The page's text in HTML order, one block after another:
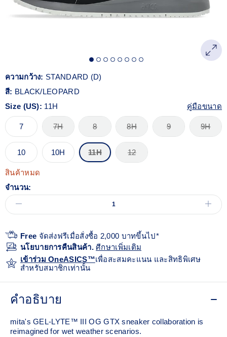
ความกว้าง: STANDARD (D)
สี: BLACK/LEOPARD
Size (US): 11H คู่มือขนาด
7 7H 8 8H 9 9H
10 10H 11H 12
สินค้าหมด
จำนวน:
Free จัดส่งฟรีเมื่อสั่งซื้อ 2,000 บาทขึ้นไป*
นโยบายการคืนสินค้า.ศีกษาเพิ่มเติม
เข้าร่วม OneASICS™เพื่อสะสมคะแนน และสิทธิพิเศษ
สำหรับสมาชิกเท่านั้น
คำอธิบาย
mita's GEL-LYTE™ III OG GTX sneaker collaboration is
reimagined for wet weather scenarios.